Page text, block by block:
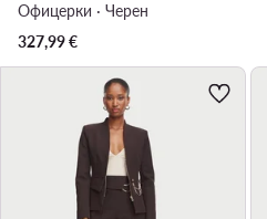
Офицерки · Черен
327,99€